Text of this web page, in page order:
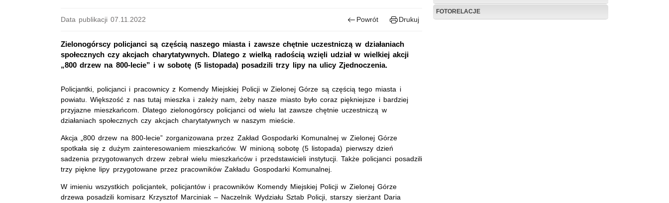
Data publikacji 07.11.2022 Powrót Drukuj
Zielonogórscy policjanci są częścią naszego miasta i zawsze chętnie uczestniczą w działaniach
społecznych czy akcjach charytatywnych. Dlatego z wielką radością wzięli udział w wielkiej akcji
„800 drzew na 800-lecie” i w sobotę (5 listopada) posadzili trzy lipy na ulicy Zjednoczenia.
Policjantki, policjanci i pracownicy z Komendy Miejskiej Policji w Zielonej Górze są częścią tego miasta i
powiatu. Większość z nas tutaj mieszka i zależy nam, żeby nasze miasto było coraz piękniejsze i bardziej
przyjazne mieszkańcom. Dlatego zielonogórscy policjanci od wielu lat zawsze chętnie uczestniczą w
działaniach społecznych czy akcjach charytatywnych w naszym mieście.
Akcja „800 drzew na 800-lecie” zorganizowana przez Zakład Gospodarki Komunalnej w Zielonej Górze
spotkała się z dużym zainteresowaniem mieszkańców. W minioną sobotę (5 listopada) pierwszy dzień
sadzenia przygotowanych drzew zebrał wielu mieszkańców i przedstawicieli instytucji. Także policjanci posadzili
trzy piękne lipy przygotowane przez pracowników Zakładu Gospodarki Komunalnej.
W imieniu wszystkich policjantek, policjantów i pracowników Komendy Miejskiej Policji w Zielonej Górze
drzewa posadzili komisarz Krzysztof Marciniak – Naczelnik Wydziału Sztab Policji, starszy sierżant Daria
FOTORELACJE